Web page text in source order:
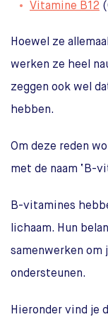
Vitamine B12
Hoewel ze
werken ze heel
zeggen ook wel
hebben.
Om deze reden
met de naam ‘B-
B-vitamines
lichaam. Hun
samenwerken om
ondersteunen.
Hieronder vind je